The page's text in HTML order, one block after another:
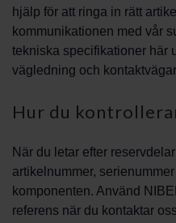
hjälp för att ringa in rätt
kommunikationen med vår
tekniska specifikationer här
vägledning och
Hur du
När du letar efter
artikelnummer,
komponenten. Använd
referens när du kontaktar